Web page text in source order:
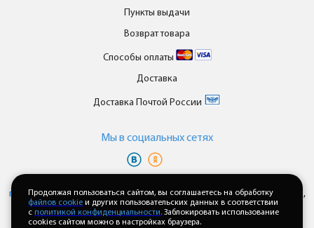
Пункты выдачи
Возврат товара
Способы оплаты
Доставка
Доставка Почтой России
Мы в cоциальных сетях
персональных данныхипользовательского соглашениякаждый раз,
когда оставляете свои данные в любой форме обратной связи на
сайте enkor24.ru
Продолжая пользоваться сайтом, вы соглашаетесь на обработку
файлов cookie и других пользовательских данных в соответствии
с политикой конфиденциальности. Заблокировать использование
cookies сайтом можно в настройках браузера.